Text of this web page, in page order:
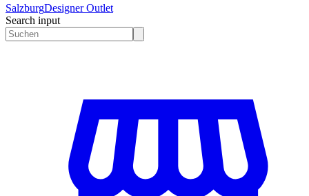
SalzburgDesigner Outlet
Search input